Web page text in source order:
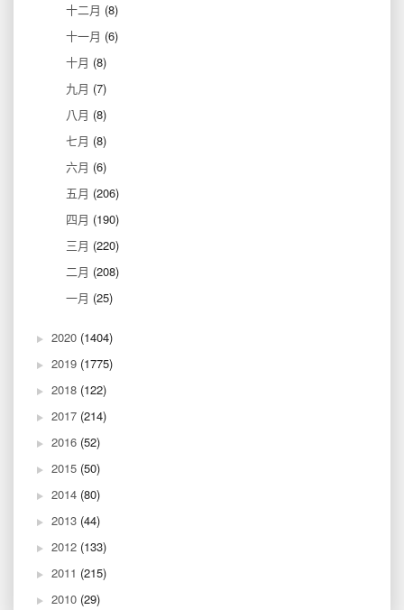
十二月 (8)
十一月 (6)
十月 (8)
九月 (7)
八月 (8)
七月 (8)
六月 (6)
五月 (206)
四月 (190)
三月 (220)
二月 (208)
一月 (25)
2020 (1404)
2019 (1775)
2018 (122)
2017 (214)
2016 (52)
2015 (50)
2014 (80)
2013 (44)
2012 (133)
2011 (215)
2010 (29)